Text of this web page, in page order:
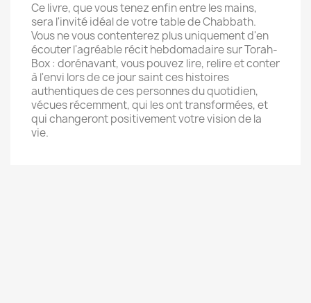
Ce livre, que vous tenez enfin entre les mains,
sera l'invité idéal de votre table de Chabbath.
Vous ne vous contenterez plus uniquement d'en
écouter l'agréable récit hebdomadaire sur Torah-
Box : dorénavant, vous pouvez lire, relire et conter
à l'envi lors de ce jour saint ces histoires
authentiques de ces personnes du quotidien,
vécues récemment, qui les ont transformées, et
qui changeront positivement votre vision de la
vie.